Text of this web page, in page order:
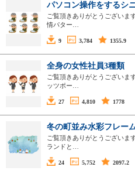
パソコン操作をするシ
ご覧頂きありがとうございま
情パター…
9 3,784 1355.9
全身の女性社員3種類
ご覧頂きありがとうございま
ッツポー…
27 4,810 1778
冬の町並み水彩フレー
ご覧頂きありがとうございま
ランドと…
24 5,752 2097.2